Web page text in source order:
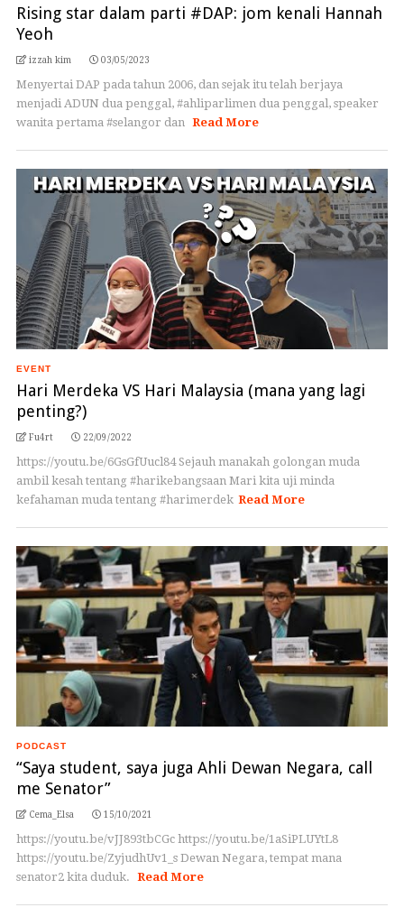
Rising star dalam parti #DAP: jom kenali Hannah
Yeoh
izzah kim 03/05/2023
Menyertai DAP pada tahun 2006, dan sejak itu telah berjaya
menjadi ADUN dua penggal, #ahliparlimen dua penggal, speaker
wanita pertama #selangor dan Read More
EVENT
Hari Merdeka VS Hari Malaysia (mana yang lagi
penting?)
Fu4rt 22/09/2022
https://youtu.be/6GsGfUucl84 Sejauh manakah golongan muda
ambil kesah tentang #harikebangsaan Mari kita uji minda
kefahaman muda tentang #harimerdek Read More
PODCAST
“Saya student, saya juga Ahli Dewan Negara, call
me Senator”
Cema_Elsa 15/10/2021
https://youtu.be/vJJ893tbCGc https://youtu.be/1aSiPLUYtL8
https://youtu.be/ZyjudhUv1_s Dewan Negara, tempat mana
senator2 kita duduk. Read More